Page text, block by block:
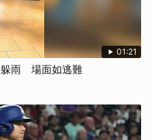
01:21
躲雨 場面如逃難